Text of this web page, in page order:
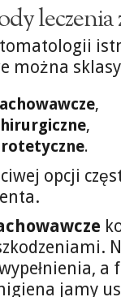
leczenia
można
,
,
.
opcji
jamy